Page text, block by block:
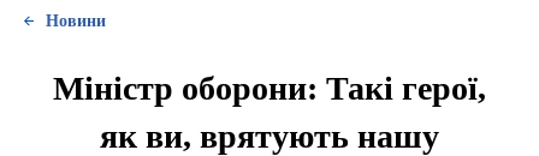
Новини
Міністр оборони: Такі герої,
як ви, врятують нашу